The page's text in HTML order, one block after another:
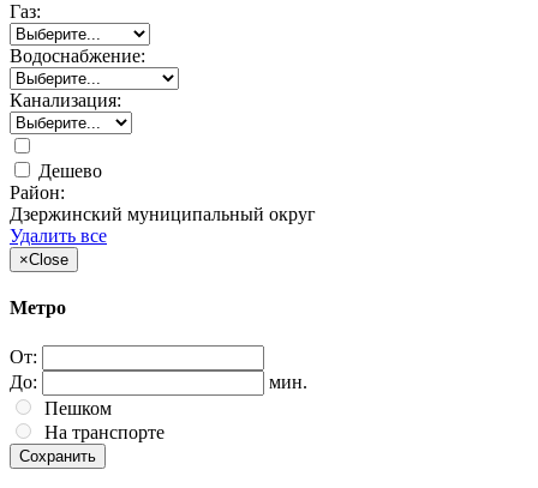
Газ:
Водоснабжение:
Канализация:
Дешево
Район:
Дзержинский муниципальный округ
Удалить все
×Close
Метро
От:
До:
мин.
Пешком
На транспорте
Сохранить